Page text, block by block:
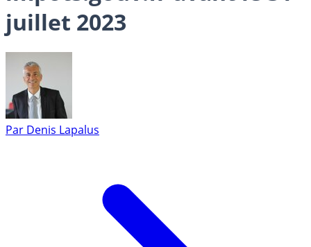
juillet 2023
Par Denis Lapalus